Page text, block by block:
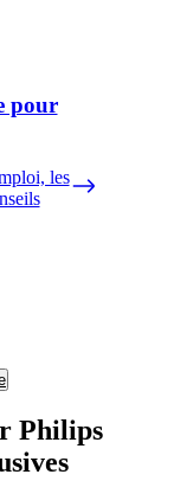
pour
les
Philips